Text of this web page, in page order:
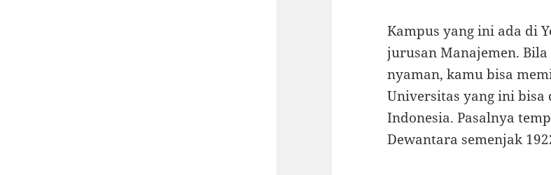
Kampus yang ini ada di
jurusan Manajemen.
nyaman, kamu bisa
Universitas yang ini
Indonesia. Pasalnya
Dewantara semenjak